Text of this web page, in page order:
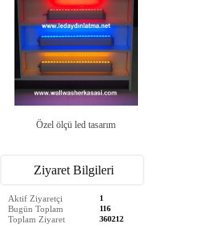
Özel ölçü led tasarım
Ziyaret Bilgileri
Aktif Ziyaretçi 1
Bugün Toplam 116
Toplam Ziyaret 360212